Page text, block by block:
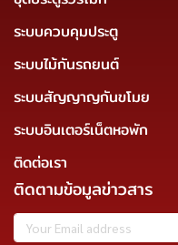
ระบบควบคุมประตู
ระบบไม้กันรถยนต์
ระบบสัญญาญกันขโมย
ระบบอินเตอร์เน็ตหอพัก
ติดต่อเรา
ติดตามข้อมูลข่าวสาร